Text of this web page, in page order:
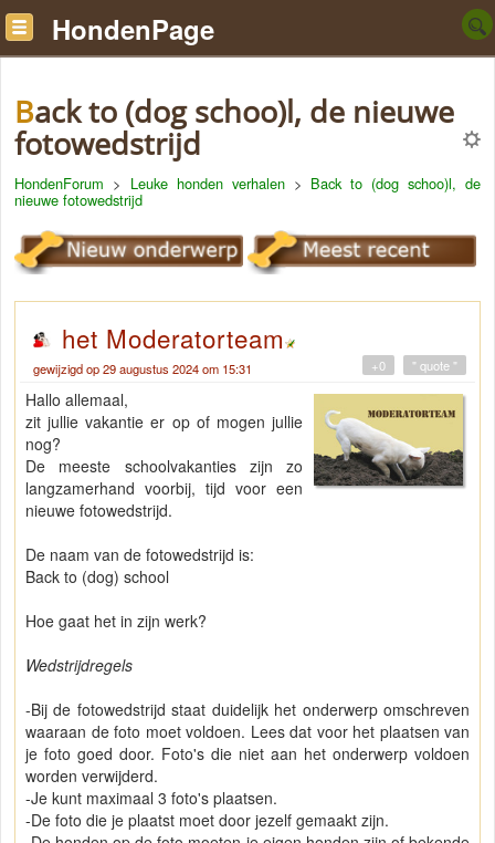
HondenPage
Back to (dog schoo)l, de nieuwe
fotowedstrijd
HondenForum > Leuke honden verhalen> Back to (dog schoo)l, de
nieuwe fotowedstrijd
het Moderatorteam
gewijzigd op 29 augustus 2024 om 15:31 " quote "
+0
Hallo allemaal,
zit jullie vakantie er op of mogen jullie
nog?
De meeste schoolvakanties zijn zo
langzamerhand voorbij, tijd voor een
nieuwe fotowedstrijd.
De naam van de fotowedstrijd is:
Back to (dog) school
Hoe gaat het in zijn werk?
Wedstrijdregels
-Bij de fotowedstrijd staat duidelijk het onderwerp omschreven
waaraan de foto moet voldoen. Lees dat voor het plaatsen van
je foto goed door. Foto's die niet aan het onderwerp voldoen
worden verwijderd.
-Je kunt maximaal 3 foto's plaatsen.
-De foto die je plaatst moet door jezelf gemaakt zijn.